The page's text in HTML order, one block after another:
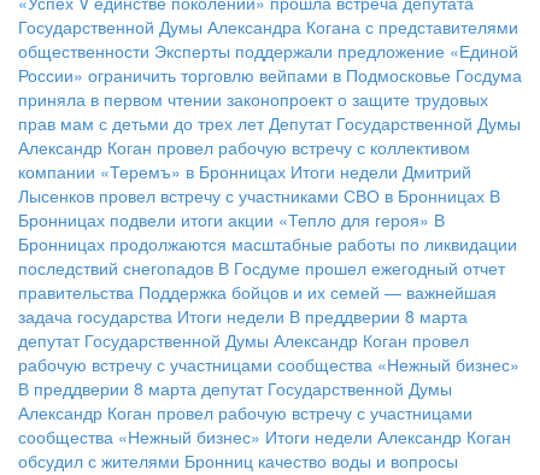
Государственной Думы Александра Когана с представителями
общественности Эксперты поддержали предложение «Единой
России» ограничить торговлю вейпами в Подмосковье Госдума
приняла в первом чтении законопроект о защите трудовых
прав мам с детьми до трех лет Депутат Государственной Думы
Александр Коган провел рабочую встречу с коллективом
компании «Теремъ» в Бронницах Итоги недели Дмитрий
Лысенков провел встречу с участниками СВО в Бронницах В
Бронницах подвели итоги акции «Тепло для героя» В
Бронницах продолжаются масштабные работы по ликвидации
последствий снегопадов В Госдуме прошел ежегодный отчет
правительства Поддержка бойцов и их семей — важнейшая
задача государства Итоги недели В преддверии 8 марта
депутат Государственной Думы Александр Коган провел
рабочую встречу с участницами сообщества «Нежный бизнес»
В преддверии 8 марта депутат Государственной Думы
Александр Коган провел рабочую встречу с участницами
сообщества «Нежный бизнес» Итоги недели Александр Коган
обсудил с жителями Бронниц качество воды и вопросы